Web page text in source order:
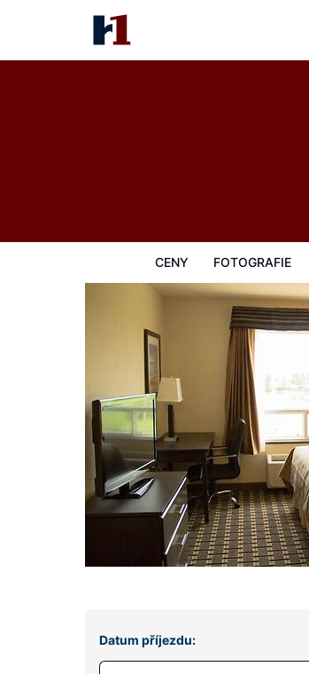
CENY FOTOGRAFIE
Datum příjezdu: